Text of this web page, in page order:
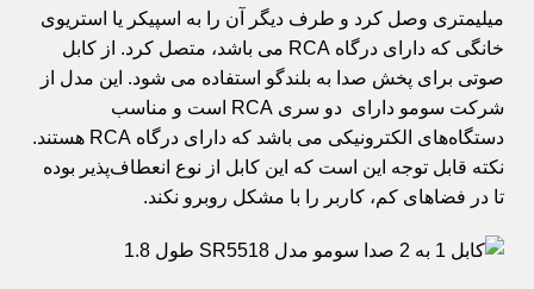
میلیمتری وصل کرد و طرف دیگر آن را به اسپیکر یا استریوی
خانگی که دارای درگاه RCA می باشد، متصل کرد. از کابل
صوتی برای پخش صدا به بلندگو استفاده می شود. این مدل از
شرکت سومو دارای دو سری RCA
است و مناسب
دستگاه‌های الکترونیکی می باشد که دارای درگاه RCA هستند.
نکته قابل توجه این است که این کابل از نوع انعطاف‌پذیر بوده
تا در فضاهای کم، کاربر را با مشکل روبرو نکند.